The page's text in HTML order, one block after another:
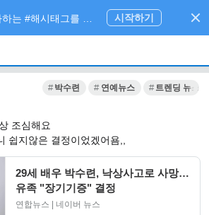
박수련 연예뉴스 트렌딩 뉴스
조심해요
쉽지않은 결정이었겠어욤,,
29세 배우 박수련, 낙상사고로 사망…
유족 "장기기증" 결정
연합뉴스 | 네이버 뉴스
스닙팟에서는 좋아하는 #해시태그를 팔로우 하고 내가 관심있는 주제만 모아볼 수 있어요. 시작하기